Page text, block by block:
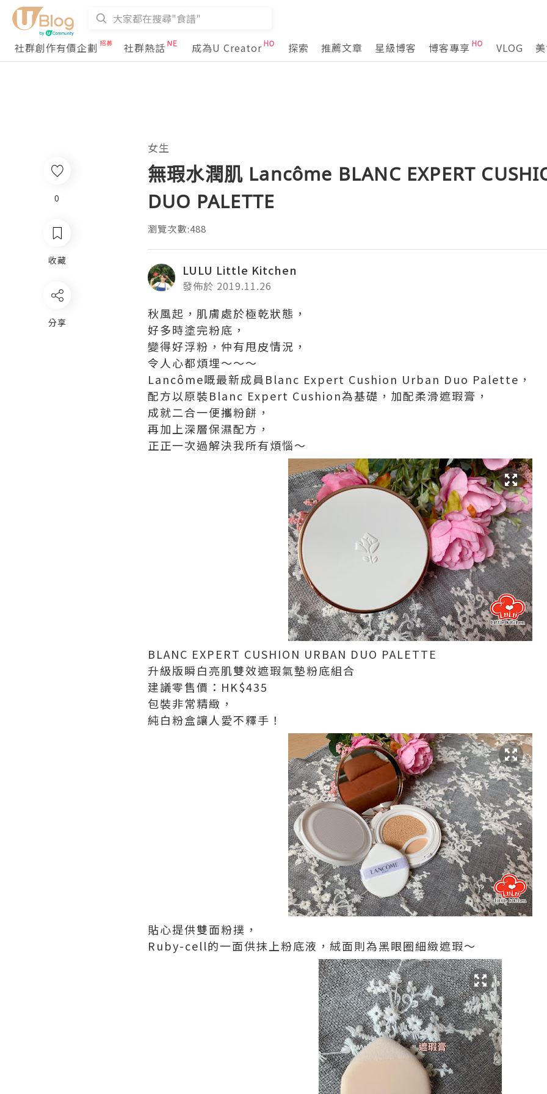
社群創作有價企劃 社群熱話 成為U Creator 探索 推薦文章 星級博客 博客專享 VLOG
0
收藏
分享
女生
無瑕水潤肌 Lancôme BLANC EXPERT
DUO PALETTE
瀏覽次數:488
LULU Little Kitchen
發佈於 2019.11.26
秋風起，肌膚處於極乾狀態，
好多時塗完粉底，
變得好浮粉，仲有甩皮情況，
令人心都煩埋～～～
Lancôme嘅最新成員Blanc Expert Cushion Urban Duo Palette，
配方以原裝Blanc Expert Cushion為基礎，加配柔滑遮瑕膏，
成就二合一便攜粉餅，
再加上深層保濕配方，
正正一次過解決我所有煩惱～
BLANC EXPERT CUSHION URBAN DUO PALETTE
升級版瞬白亮肌雙效遮瑕氣墊粉底組合
建議零售價：HK$435
包裝非常精緻，
純白粉盒讓人愛不釋手！
貼心提供雙面粉撲，
Ruby-cell的一面供抹上粉底液，絨面則為黑眼圈細緻遮瑕～